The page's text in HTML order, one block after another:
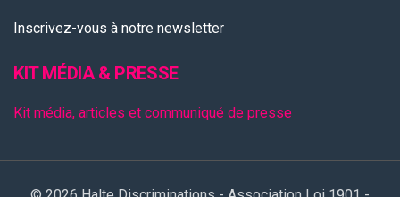
Inscrivez-vous à notre newsletter
KIT MÉDIA & PRESSE
Kit média, articles et communiqué de presse